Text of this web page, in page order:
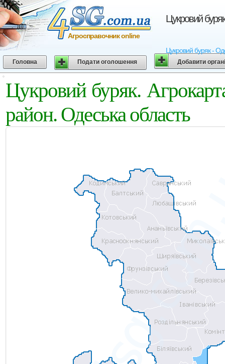
Цукровий
Цукровий буряк -
Агросправочник online
Головна Подати оголошення Добавити
Цукровий буряк.
район. Одеська область